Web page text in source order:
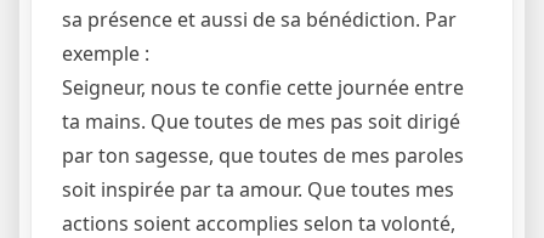
sa présence et aussi de sa bénédiction. Par
exemple :
Seigneur, nous te confie cette journée entre
ta mains. Que toutes de mes pas soit dirigé
par ton sagesse, que toutes de mes paroles
soit inspirée par ta amour. Que toutes mes
actions soient accomplies selon ta volonté,